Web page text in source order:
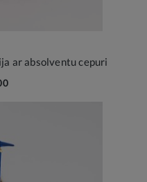
ar absolventu cepuri